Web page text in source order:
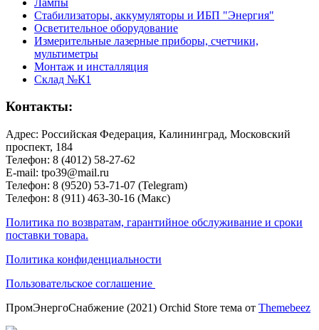
Стабилизаторы, аккумуляторы и ИБП "Энергия"
Осветительное оборудование
Измерительные лазерные приборы, счетчики,
мультиметры
Монтаж и инсталляция
Склад №К1
Контакты:
Адрес: Российская Федерация, Калининград, Московский
проспект, 184
Телефон: 8 (4012) 58-27-62
E-mail: tpo39@mail.ru
Телефон: 8 (9520) 53-71-07 (Telegram)
Телефон: 8 (911) 463-30-16 (Макс)
Политика по возвратам, гарантийное обслуживание и сроки
поставки товара.
Политика конфиденциальности
Пользовательское соглашение
ПромЭнергоСнабжение (2021) Orchid Store тема от Themebeez